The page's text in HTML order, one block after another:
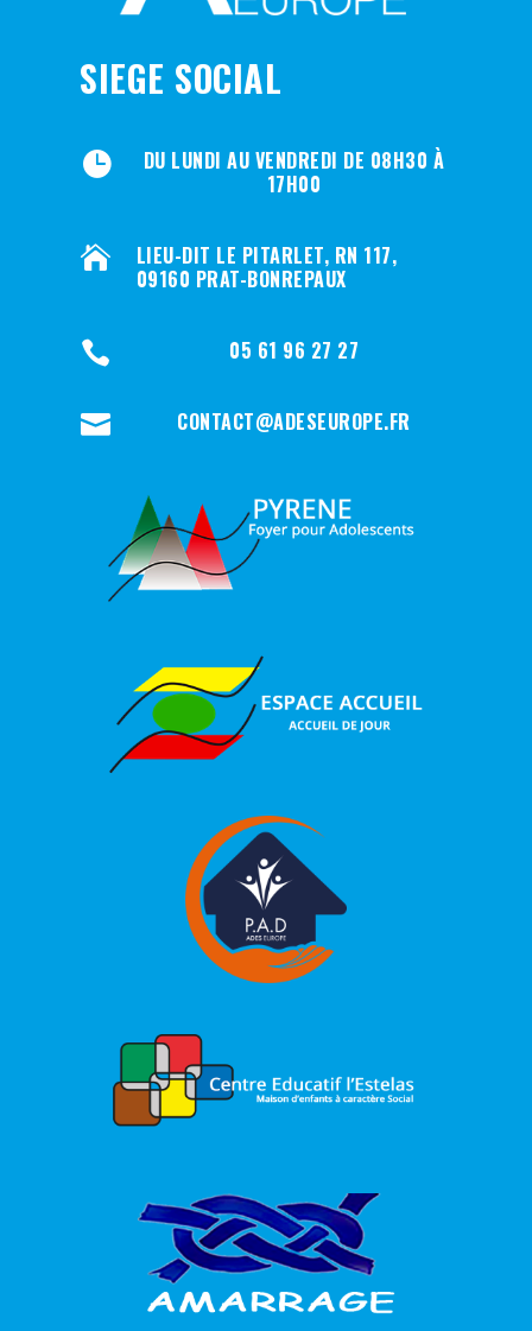
SIEGE SOCIAL

DU LUNDI AU VENDREDI DE 08H30 À
17H00

LIEU-DIT LE PITARLET, RN 117,
09160 PRAT-BONREPAUX
 05 61 96 27 27
 CONTACT@ADESEUROPE.FR